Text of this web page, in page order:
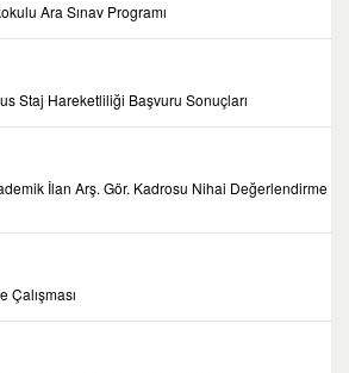
Ara Sınav Programı
Staj Hareketliliği Başvuru Sonuçları
İlan Arş. Gör. Kadrosu Nihai Değerlendirme
Çalışması